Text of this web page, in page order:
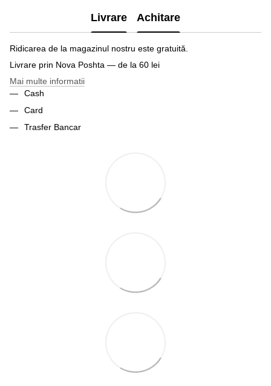
Livrare Achitare
Ridicarea de la magazinul nostru este gratuită.
Livrare prin Nova Poshta — de la 60 lei
Mai multe informatii
Cash
Card
Trasfer Bancar